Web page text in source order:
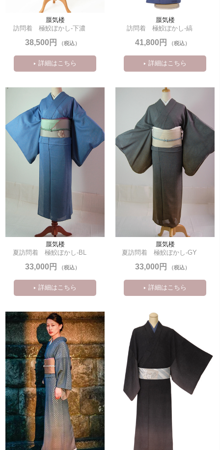
蜃気楼
訪問着　極鮫ぼかし-下濃
38,500円 （税込）
詳細はこちら
蜃気楼
訪問着　極鮫ぼかし-縞
41,800円 （税込）
詳細はこちら
蜃気楼
夏訪問着　極鮫ぼかし-BL
33,000円 （税込）
詳細はこちら
蜃気楼
夏訪問着　極鮫ぼかし-GY
33,000円 （税込）
詳細はこちら